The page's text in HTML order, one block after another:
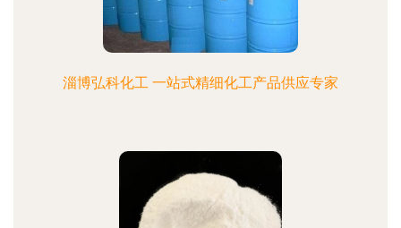
淄博弘科化工 一站式精细化工产品供应专家